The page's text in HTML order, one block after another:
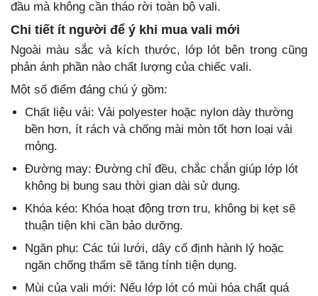
đầu mà không cần tháo rời toàn bộ vali.
Chi tiết ít người để ý khi mua vali mới
Ngoài màu sắc và kích thước, lớp lót bên trong cũng
phản ánh phần nào chất lượng của chiếc vali.
Một số điểm đáng chú ý gồm:
Chất liệu vải: Vải polyester hoặc nylon dày thường
bền hơn, ít rách và chống mài mòn tốt hơn loại vải
mỏng.
Đường may: Đường chỉ đều, chắc chắn giúp lớp lót
không bị bung sau thời gian dài sử dụng.
Khóa kéo: Khóa hoạt động trơn tru, không bị kẹt sẽ
thuận tiện khi cần bảo dưỡng.
Ngăn phụ: Các túi lưới, dây cố định hành lý hoặc
ngăn chống thấm sẽ tăng tính tiện dụng.
Mùi của vali mới: Nếu lớp lót có mùi hóa chất quá